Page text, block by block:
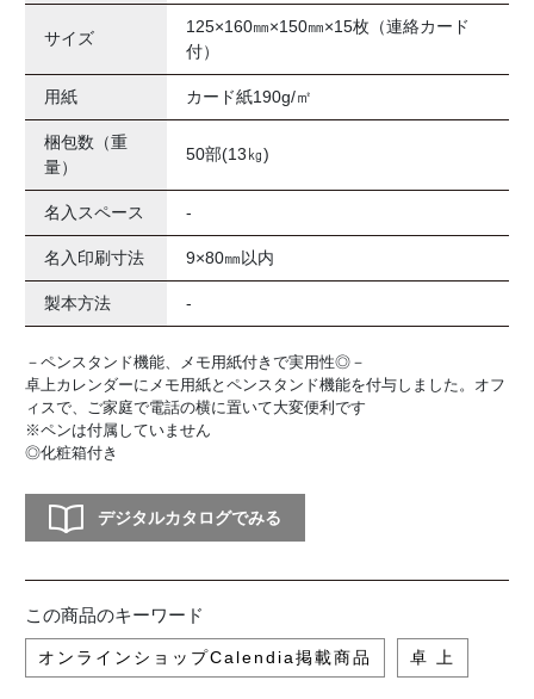
サイズ
125×160㎜×150㎜×15枚（連絡カード
付）
用紙 カード紙190g/㎡
梱包数（重
量）
50部(13㎏)
名入スペース -
名入印刷寸法 9×80㎜以内
製本方法 -
－ペンスタンド機能、メモ用紙付きで実用性◎－
卓上カレンダーにメモ用紙とペンスタンド機能を付与しました。オフ
ィスで、ご家庭で電話の横に置いて大変便利です
※ペンは付属していません
◎化粧箱付き
デジタルカタログでみる
この商品のキーワード
オンラインショップCalendia掲載商品 卓 上